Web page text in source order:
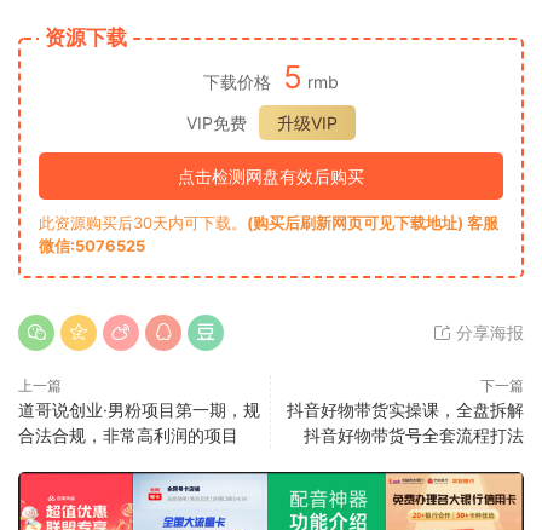
资源下载
下载价格 5 rmb
VIP免费
升级VIP
点击检测网盘有效后购买
此资源购买后30天内可下载。 (购买后刷新网页可见下载地址) 客服
微信:5076525
分享海报
上一篇
道哥说创业·男粉项目第一期，规
合法合规，非常高利润的项目
下一篇
抖音好物带货实操课，全盘拆解
抖音好物带货号全套流程打法